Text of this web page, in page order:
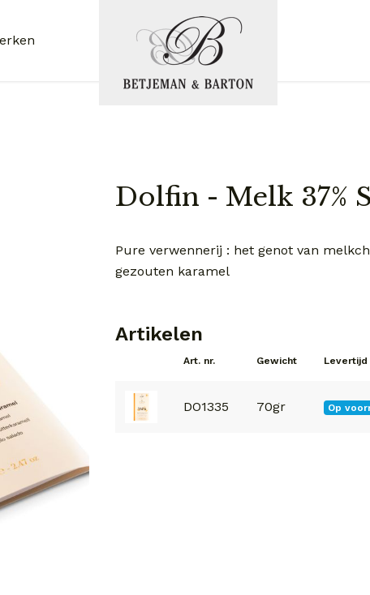
Dolfin - Melk 37%
Pure verwennerij : het genot van
gezouten karamel
Artikelen
Art. nr. Gewicht Levertijd
DO1335 70gr Op